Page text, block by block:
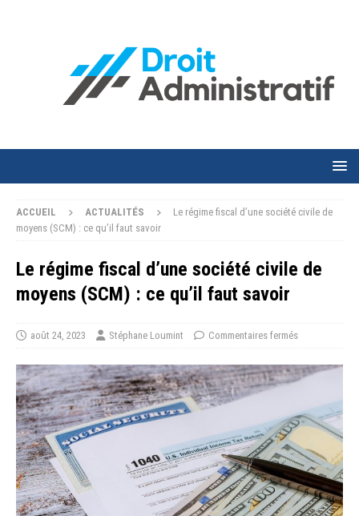
ACCUEIL ACTUALITÉS
Le régime fiscal d’une société civile de
moyens (SCM) : ce qu’il faut savoir
Le régime fiscal d’une société civile de
moyens (SCM) : ce qu’il faut savoir
août 24, 2023 Stéphane Loumint Commentaires fermés